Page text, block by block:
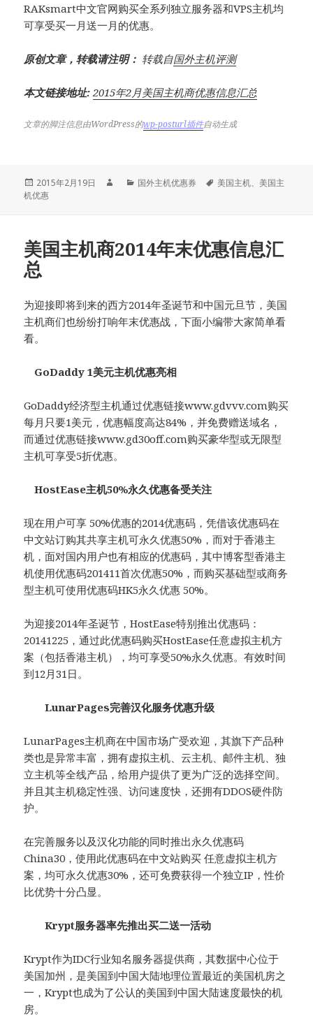
RAKsmart中文官网购买全系列独立服务器和VPS主机均
可享受买一月送一月的优惠。
原创文章，转载请注明： 转载自国外主机评测
本文链接地址: 2015年2月美国主机商优惠信息汇总
文章的脚注信息由WordPress的wp-posturl插件自动生成
发
布
2015年2月19日
分
国外主机优惠券
标
美国主机、美国主
机优惠
美国主机商2014年末优惠信息汇
总
为迎接即将到来的西方2014年圣诞节和中国元旦节，美国
主机商们也纷纷打响年末优惠战，下面小编带大家简单看
看。
GoDaddy 1美元主机优惠亮相
GoDaddy经济型主机通过优惠链接www.gdvvv.com购买
每月只要1美元，优惠幅度高达84%，并免费赠送域名，
而通过优惠链接www.gd30off.com购买豪华型或无限型
主机可享受5折优惠。
HostEase主机50%永久优惠备受关注
现在用户可享 50%优惠的2014优惠码，凭借该优惠码在
中文站订购其共享主机可永久优惠50%，而对于香港主
机，面对国内用户也有相应的优惠码，其中博客型香港主
机使用优惠码201411首次优惠50%，而购买基础型或商务
型主机可使用优惠码HK5永久优惠 50%。
为迎接2014年圣诞节，HostEase特别推出优惠码：
20141225，通过此优惠码购买HostEase任意虚拟主机方
案（包括香港主机），均可享受50%永久优惠。有效时间
到12月31日。
LunarPages完善汉化服务优惠升级
LunarPages主机商在中国市场广受欢迎，其旗下产品种
类也是异常丰富，拥有虚拟主机、云主机、邮件主机、独
立主机等全线产品，给用户提供了更为广泛的选择空间。
并且其主机稳定性强、访问速度快，还拥有DDOS硬件防
护。
在完善服务以及汉化功能的同时推出永久优惠码
China30，使用此优惠码在中文站购买 任意虚拟主机方
案，均可永久优惠30%，还可免费获得一个独立IP，性价
比优势十分凸显。
Krypt服务器率先推出买二送一活动
Krypt作为IDC行业知名服务器提供商，其数据中心位于
美国加州，是美国到中国大陆地理位置最近的美国机房之
一，Krypt也成为了公认的美国到中国大陆速度最快的机
房。